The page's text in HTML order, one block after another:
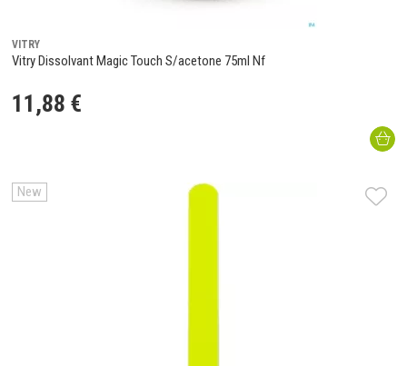
VITRY
Vitry Dissolvant Magic Touch S/acetone 75ml Nf
11 ,88 €
New